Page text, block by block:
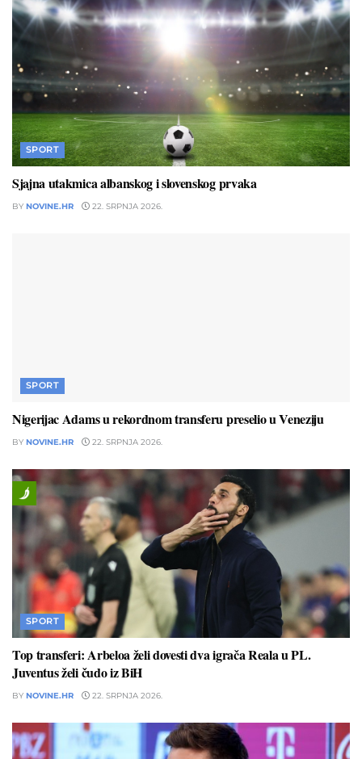
SPORT
Sjajna utakmica albanskog i slovenskog prvaka
BY NOVINE.HR 22. SRPNJA 2026.
SPORT
Nigerijac Adams u rekordnom transferu preselio u Veneziju
BY NOVINE.HR 22. SRPNJA 2026.
SPORT
Top transferi: Arbeloa želi dovesti dva igrača Reala u PL.
Juventus želi čudo iz BiH
BY NOVINE.HR 22. SRPNJA 2026.